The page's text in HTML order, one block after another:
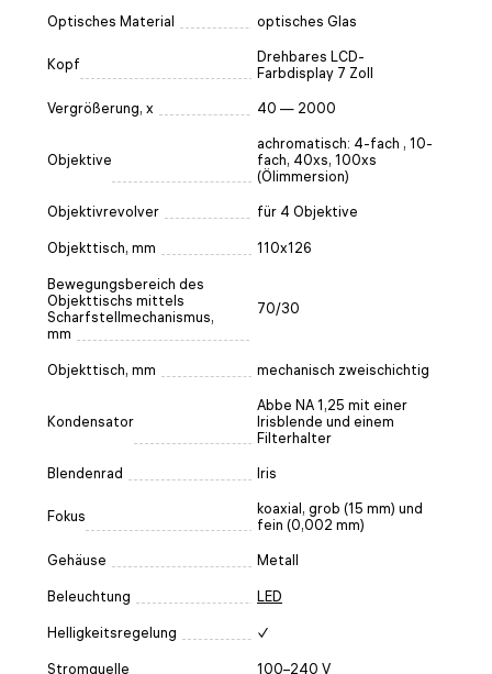
Optisches Material optisches Glas
Kopf
Drehbares LCD-
Farbdisplay 7 Zoll
Vergrößerung, x 40 — 2000
Objektive
achromatisch: 4-fach , 10-
fach, 40xs, 100xs
(Ölimmersion)
Objektivrevolver für 4 Objektive
Objekttisch, mm 110x126
Bewegungsbereich des
Objekttischs mittels
Scharfstellmechanismus,
mm
70/30
Objekttisch, mm mechanisch zweischichtig
Kondensator
Abbe NA 1,25 mit einer
Irisblende und einem
Filterhalter
Blendenrad Iris
Fokus
koaxial, grob (15 mm) und
fein (0,002 mm)
Gehäuse Metall
Beleuchtung LED
Helligkeitsregelung ✓
Stromquelle 100–240 V